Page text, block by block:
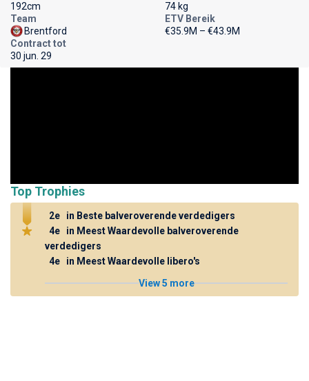
192cm
74 kg
Team
Brentford
ETV Bereik
€35.9M – €43.9M
Contract tot
30 jun. 29
Top Trophies
2e
in Beste balveroverende verdedigers
4e
in Meest Waardevolle balveroverende
verdedigers
4e
in Meest Waardevolle libero's
View 5 more